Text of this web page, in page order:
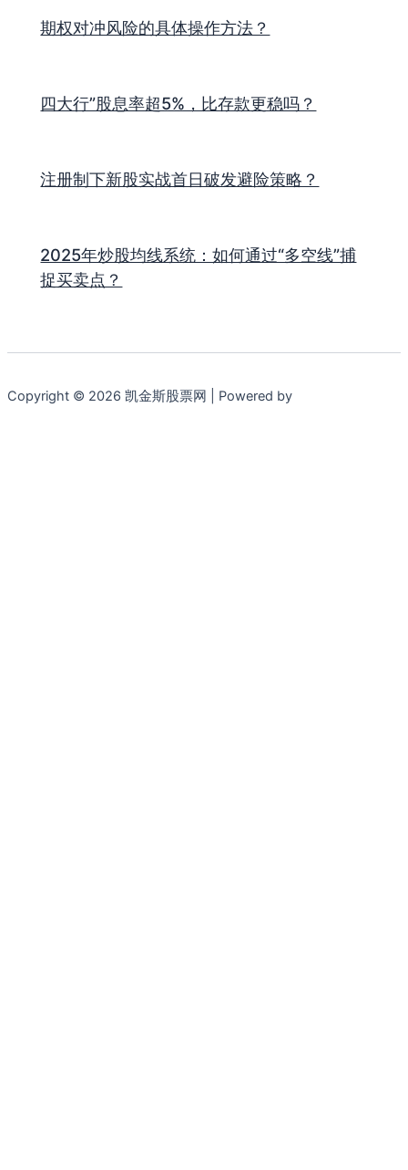
期权对冲风险的具体操作方法？
四大行”股息率超5%，比存款更稳吗？
注册制下新股实战首日破发避险策略？
2025年炒股均线系统：如何通过“多空线”捕
捉买卖点？
Copyright © 2026 凯金斯股票网 | Powered by